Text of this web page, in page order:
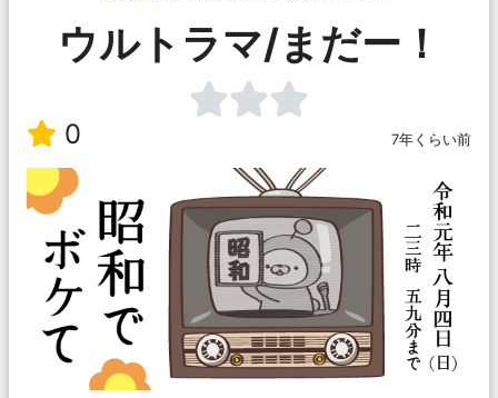
ウルトラマ/まだー！
0 7年くらい前